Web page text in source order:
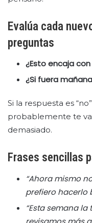
Evalúa cada
preguntas
¿Esto encaja
¿Si fuera
Si la respuesta es
probablemente te
demasiado.
Frases sencillas
“Ahora mismo
prefiero hacerlo
“Esta semana